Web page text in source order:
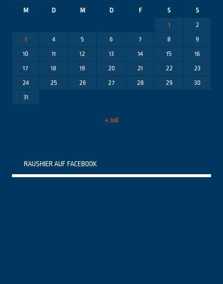
M
D M D F S
S
1
2
3
4 5 6 7 8
9
10
11 12 13 14 15
16
17
18 19 20 21 22
23
24
25 26 27 28 29
30
31
« Juli
RAUSHIER AUF FACEBOOK